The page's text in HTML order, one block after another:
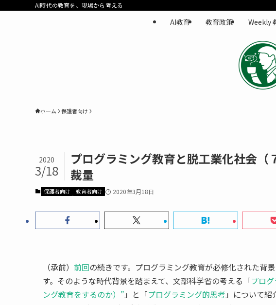
AI時代の教育を、現場から考える
AI教育 教育政策 Weekly
ホーム 保護者向け
プログラミング教育と脱工業化社会
裁量
2020
3/18
保護者向け 教育者向け 2020年3月18日
（承前） 前回の続きです。プログラミング教育が必修化された背
す。そのような時代背景を踏まえて、文部科学省の考える「プロ
ング教育をするのか）” 」と「プログラミング的思考 」について